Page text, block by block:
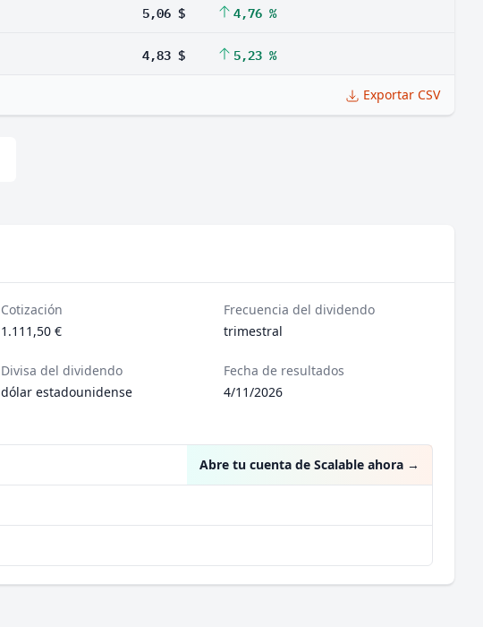
5,06 $ 4,76 %
4,83 $ 5,23 %
Exportar CSV
Cotización
1.111,50 €
Frecuencia del dividendo
trimestral
Divisa del dividendo
dólar estadounidense
Fecha de resultados
4/11/2026
Abre tu cuenta de Scalable ahora →